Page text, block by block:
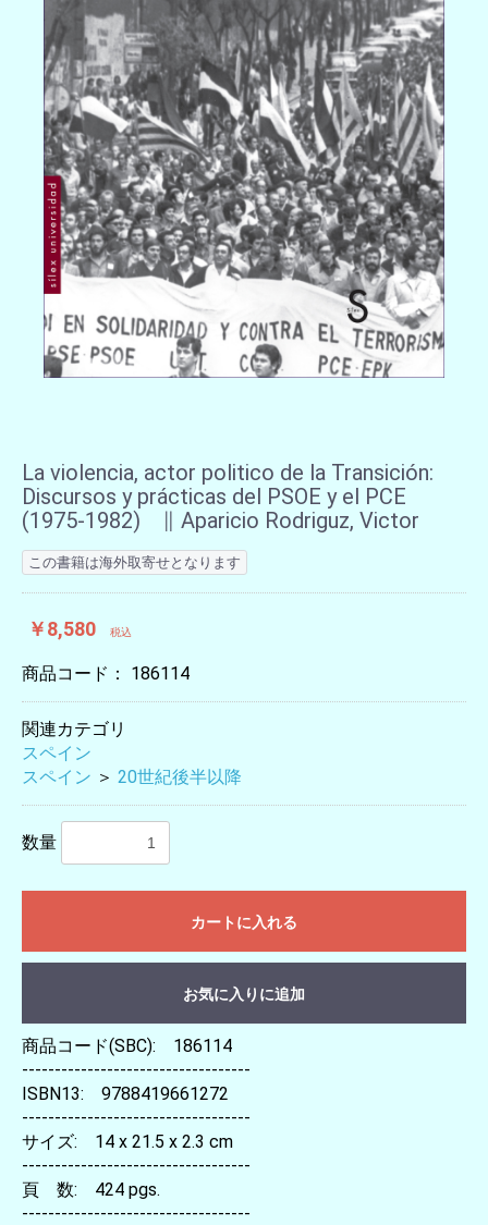
La violencia, actor politico de la Transición:
Discursos y prácticas del PSOE y el PCE
(1975-1982) ∥ Aparicio Rodriguz, Victor
この書籍は海外取寄せとなります
￥8,580 税込
商品コード： 186114
関連カテゴリ
スペイン
スペイン ＞ 20世紀後半以降
数量
カートに入れる
お気に入りに追加
商品コード(SBC): 186114
-----------------------------------
ISBN13: 9788419661272
-----------------------------------
サイズ: 14 x 21.5 x 2.3 cm
-----------------------------------
頁 数: 424 pgs.
-----------------------------------